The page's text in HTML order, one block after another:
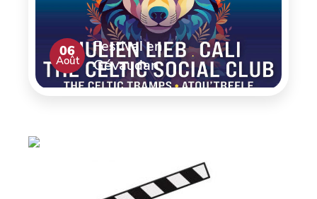
06
Août
Festival en
Gévaudan